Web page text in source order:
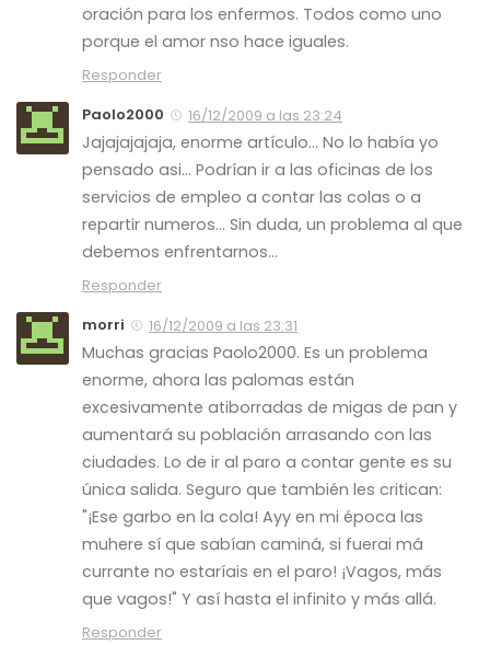
oración para los enfermos. Todos como uno
porque el amor nso hace iguales.
Responder
Paolo2000
16/12/2009 a las 23:24
Jajajajajaja, enorme artículo… No lo había yo
pensado asi… Podrían ir a las oficinas de los
servicios de empleo a contar las colas o a
repartir numeros… Sin duda, un problema al que
debemos enfrentarnos…
Responder
morri
16/12/2009 a las 23:31
Muchas gracias Paolo2000. Es un problema
enorme, ahora las palomas están
excesivamente atiborradas de migas de pan y
aumentará su población arrasando con las
ciudades. Lo de ir al paro a contar gente es su
única salida. Seguro que también les critican:
"¡Ese garbo en la cola! Ayy en mi época las
muhere sí que sabían caminá, si fuerai má
currante no estaríais en el paro! ¡Vagos, más
que vagos!" Y así hasta el infinito y más allá.
Responder